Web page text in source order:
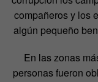
compañeros y los
algún pequeño
En las zonas
personas fueron